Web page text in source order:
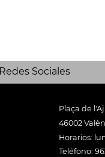
Redes Sociales
Plaça de
46002
Horarios:
Teléfono: